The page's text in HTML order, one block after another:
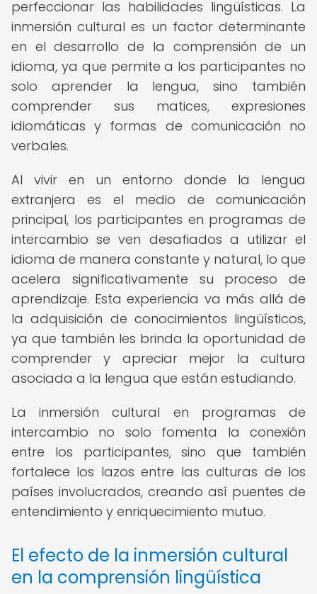
perfeccionar las habilidades lingüísticas. La
inmersión cultural es un factor determinante
en el desarrollo de la comprensión de un
idioma, ya que permite a los participantes no
solo aprender la lengua, sino también
comprender sus matices, expresiones
idiomáticas y formas de comunicación no
verbales.
Al vivir en un entorno donde la lengua
extranjera es el medio de comunicación
principal, los participantes en programas de
intercambio se ven desafiados a utilizar el
idioma de manera constante y natural, lo que
acelera significativamente su proceso de
aprendizaje. Esta experiencia va más allá de
la adquisición de conocimientos lingüísticos,
ya que también les brinda la oportunidad de
comprender y apreciar mejor la cultura
asociada a la lengua que están estudiando.
La inmersión cultural en programas de
intercambio no solo fomenta la conexión
entre los participantes, sino que también
fortalece los lazos entre las culturas de los
países involucrados, creando así puentes de
entendimiento y enriquecimiento mutuo.
El efecto de la inmersión cultural
en la comprensión lingüística